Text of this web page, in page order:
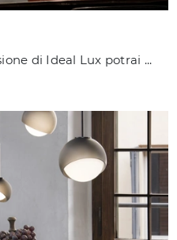
Con le lampade a sospensione di Ideal Lux potrai valorizzare i tuoi spazi: clicca e scopri Eclipse!